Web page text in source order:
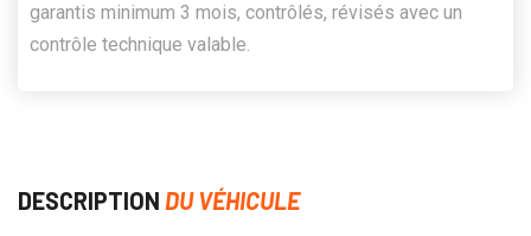
garantis minimum 3 mois, contrôlés, révisés avec un
contrôle technique valable.
DESCRIPTION DU VÉHICULE